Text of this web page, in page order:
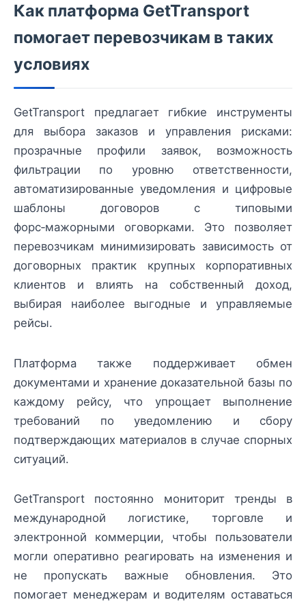
Как платформа GetTransport
помогает перевозчикам в таких
условиях
GetTransport предлагает гибкие инструменты
для выбора заказов и управления рисками:
прозрачные профили заявок, возможность
фильтрации по уровню ответственности,
автоматизированные уведомления и цифровые
шаблоны договоров с типовыми
форс‑мажорными оговорками. Это позволяет
перевозчикам минимизировать зависимость от
договорных практик крупных корпоративных
клиентов и влиять на собственный доход,
выбирая наиболее выгодные и управляемые
рейсы.
Платформа также поддерживает обмен
документами и хранение доказательной базы по
каждому рейсу, что упрощает выполнение
требований по уведомлению и сбору
подтверждающих материалов в случае спорных
ситуаций.
GetTransport постоянно мониторит тренды в
международной логистике, торговле и
электронной коммерции, чтобы пользователи
могли оперативно реагировать на изменения и
не пропускать важные обновления. Это
помогает менеджерам и водителям оставаться